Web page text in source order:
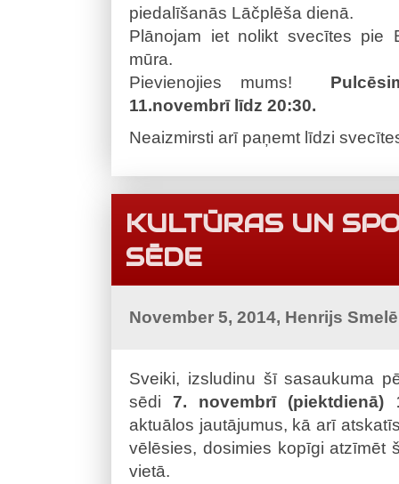
piedalīšanās Lāčplēša dienā.
Plānojam iet nolikt svecītes pie
mūra.
Pievienojies mums!
11.novembrī līdz 20:30.
Neaizmirsti arī paņemt līdzi
KULTŪRAS UN
SĒDE
November 5, 2014, Henrijs
Sveiki, izsludinu šī sasaukuma
sēdi7. novembrī (piektdienā)
aktuālos jautājumus, kā arī
vēlēsies, dosimies kopīgi atzīmēt
vietā.